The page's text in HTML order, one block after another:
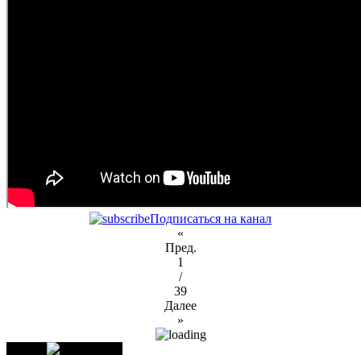
Подписаться на канал
«
Пред.
1
/
39
Далее
»